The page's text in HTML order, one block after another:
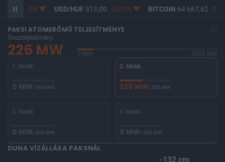
361,73 0% USD/HUF313,00 -0,02% BITCOIN64 667,62
PAKSI ATOMERŐMŰ TELJESÍTMÉNYE
Összteljesítmény
226 MW 0 MW
2000 MW
1. blokk
0 MW/ 500 MW
2. blokk
226 MW/ 500 MW
3. blokk
0 MW/ 500 MW
4. blokk
0 MW/ 500 MW
DUNA VÍZÁLLÁSA PAKSNÁL
-132 cm